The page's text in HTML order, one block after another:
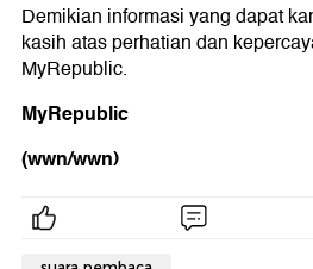
Demikian informasi yang dapat
kasih atas perhatian dan
MyRepublic.
MyRepublic
(wwn/wwn)